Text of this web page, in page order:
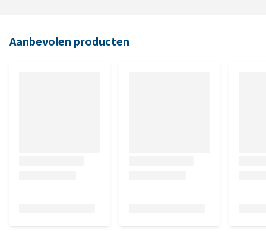
Aanbevolen producten